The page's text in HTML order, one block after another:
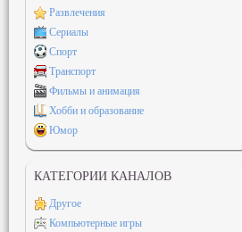
Развлечения
Сериалы
Спорт
Транспорт
Фильмы и анимация
Хобби и образование
Юмор
КАТЕГОРИИ КАНАЛОВ
Другое
Компьютерные игры